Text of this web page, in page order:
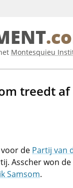
Montesquieu
treedt af
de Partij van
Asscher won de
Samsom.